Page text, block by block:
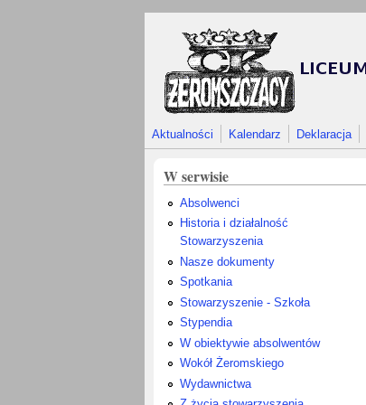
Aktualności Kalendarz Deklaracja
W serwisie
Absolwenci
Historia i działalność
Stowarzyszenia
Nasze dokumenty
Spotkania
Stowarzyszenie - Szkoła
Stypendia
W obiektywie absolwentów
Wokół Żeromskiego
Wydawnictwa